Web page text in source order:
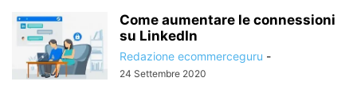
Come aumentare le connessioni
su LinkedIn
Redazione ecommerceguru -
24 Settembre 2020